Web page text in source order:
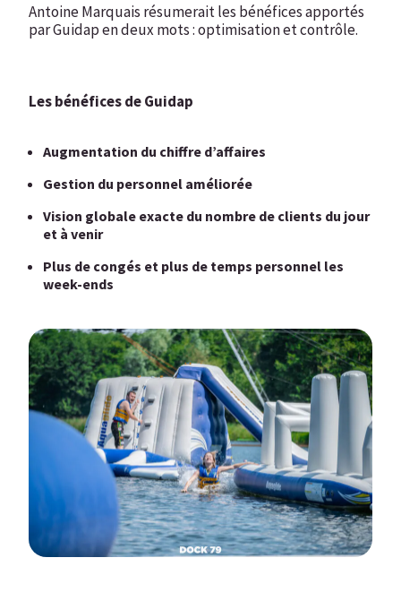
Antoine Marquais résumerait les bénéfices apportés
par Guidap en deux mots : optimisation et contrôle.
Les bénéfices de Guidap
Augmentation du chiffre d’affaires
Gestion du personnel améliorée
Vision globale exacte du nombre de clients du jour
et à venir
Plus de congés et plus de temps personnel les
week-ends